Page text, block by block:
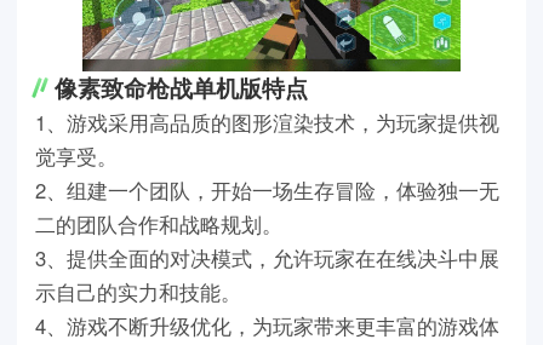
像素致命枪战单机版特点
1、游戏采用高品质的图形渲染技术，为玩家提供视
觉享受。
2、组建一个团队，开始一场生存冒险，体验独一无
二的团队合作和战略规划。
3、提供全面的对决模式，允许玩家在在线决斗中展
示自己的实力和技能。
4、游戏不断升级优化，为玩家带来更丰富的游戏体